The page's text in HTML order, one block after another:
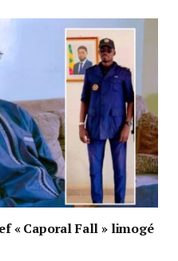
« Caporal Fall » limogé